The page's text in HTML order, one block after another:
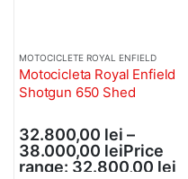
MOTOCICLETE ROYAL ENFIELD
Motocicleta Royal Enfield
Shotgun 650 Shed
32.800,00 lei –
38.000,00 leiPrice
range: 32.800,00 lei